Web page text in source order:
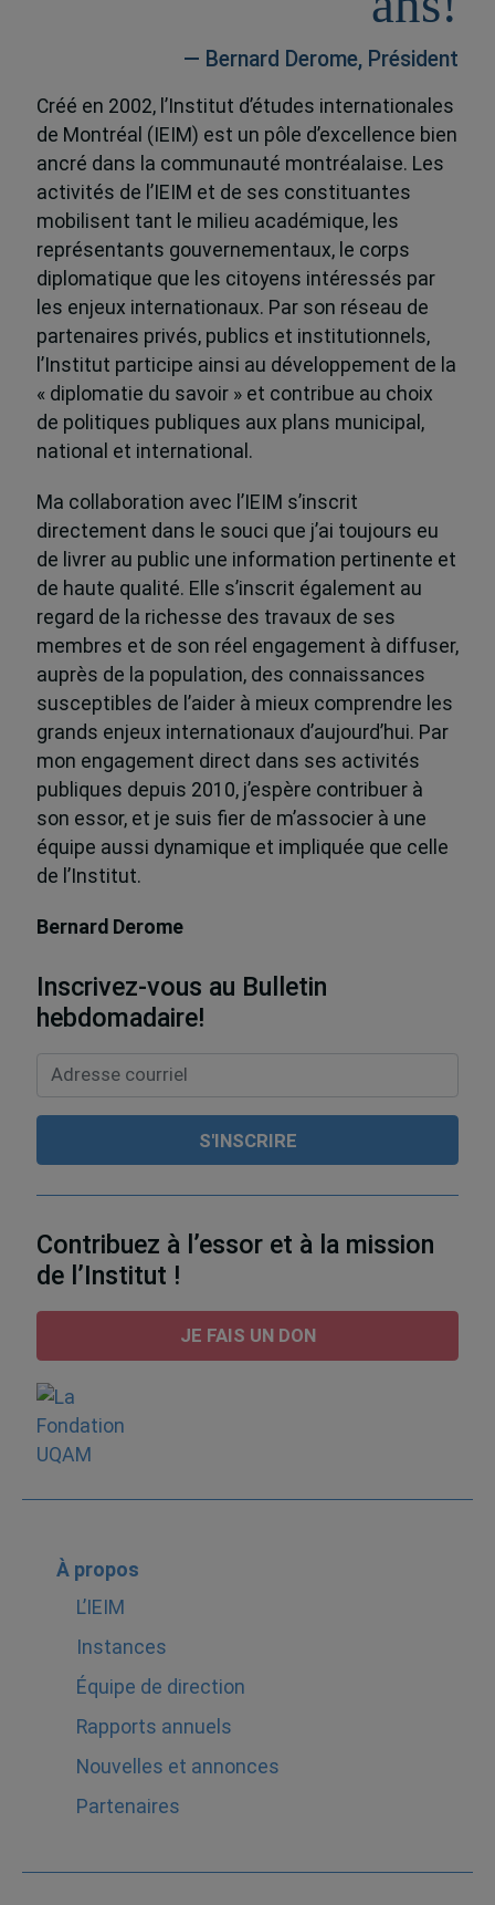
— Bernard Derome, Président
Créé en 2002, l’Institut d’études internationales
de Montréal (IEIM) est un pôle d’excellence bien
ancré dans la communauté montréalaise. Les
activités de l’IEIM et de ses constituantes
mobilisent tant le milieu académique, les
représentants gouvernementaux, le corps
diplomatique que les citoyens intéressés par
les enjeux internationaux. Par son réseau de
partenaires privés, publics et institutionnels,
l’Institut participe ainsi au développement de la
« diplomatie du savoir » et contribue au choix
de politiques publiques aux plans municipal,
national et international.
Ma collaboration avec l’IEIM s’inscrit
directement dans le souci que j’ai toujours eu
de livrer au public une information pertinente et
de haute qualité. Elle s’inscrit également au
regard de la richesse des travaux de ses
membres et de son réel engagement à diffuser,
auprès de la population, des connaissances
susceptibles de l’aider à mieux comprendre les
grands enjeux internationaux d’aujourd’hui. Par
mon engagement direct dans ses activités
publiques depuis 2010, j’espère contribuer à
son essor, et je suis fier de m’associer à une
équipe aussi dynamique et impliquée que celle
de l’Institut.
Bernard Derome
Inscrivez-vous au Bulletin
hebdomadaire!
Contribuez à l’essor et à la mission
de l’Institut !
JE FAIS UN DON
À propos
L’IEIM
Instances
Équipe de direction
Rapports annuels
Nouvelles et annonces
Partenaires